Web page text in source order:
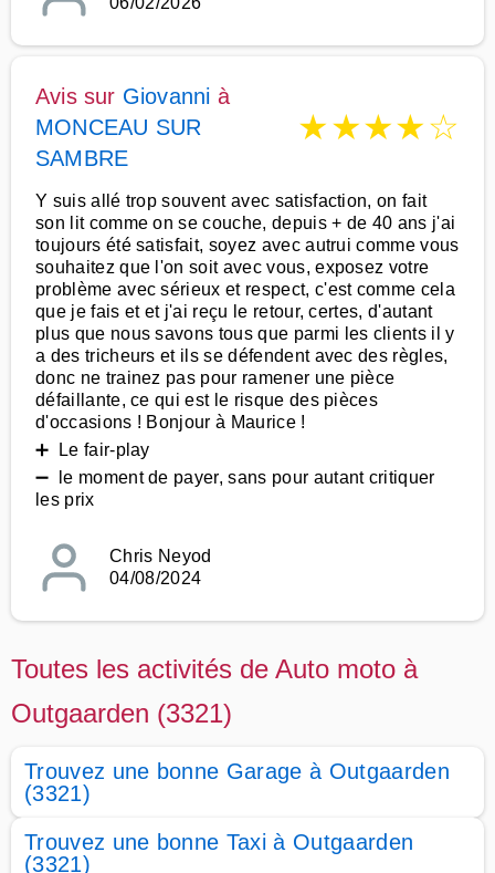
Avis sur Giovanni à
MONCEAU SUR
SAMBRE
★★★★☆
Y suis allé trop souvent avec satisfaction, on fait
son lit comme on se couche, depuis + de 40 ans j'ai
toujours été satisfait, soyez avec autrui comme vous
souhaitez que l'on soit avec vous, exposez votre
problème avec sérieux et respect, c'est comme cela
que je fais et et j'ai reçu le retour, certes, d'autant
plus que nous savons tous que parmi les clients il y
a des tricheurs et ils se défendent avec des règles,
donc ne trainez pas pour ramener une pièce
défaillante, ce qui est le risque des pièces
d'occasions ! Bonjour à Maurice !
➕ Le fair-play
➖ le moment de payer, sans pour autant critiquer
les prix
Chris Neyod
04/08/2024
Toutes les activités de Auto moto à
Outgaarden (3321)
Trouvez une bonne Garage à Outgaarden
(3321)
Trouvez une bonne Taxi à Outgaarden
(3321)